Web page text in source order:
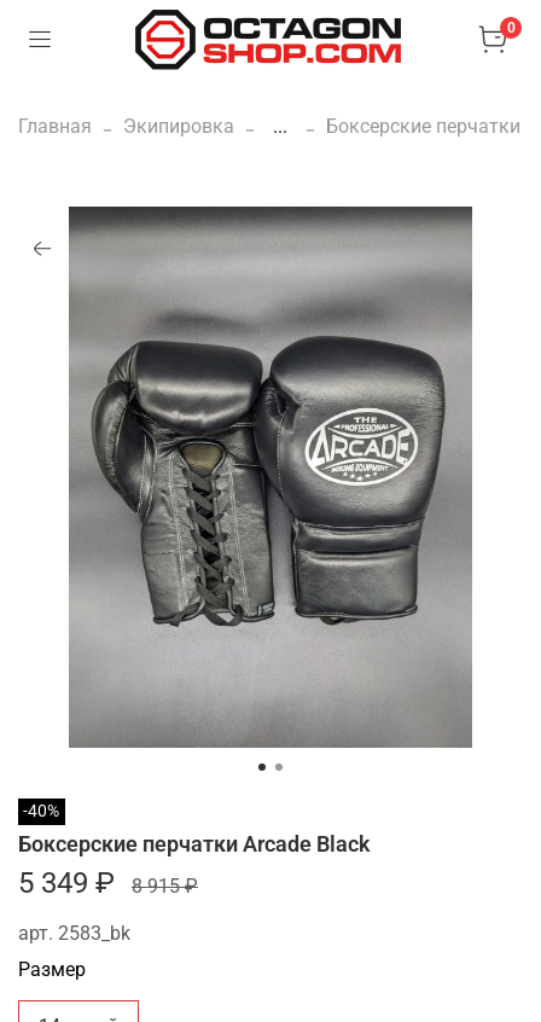
0
Главная Экипировка ... Боксерские перчатки
-40%
арт. 2583_bk
Боксерские перчатки Arcade Black
5 349 ₽ 8 915 ₽
Размер